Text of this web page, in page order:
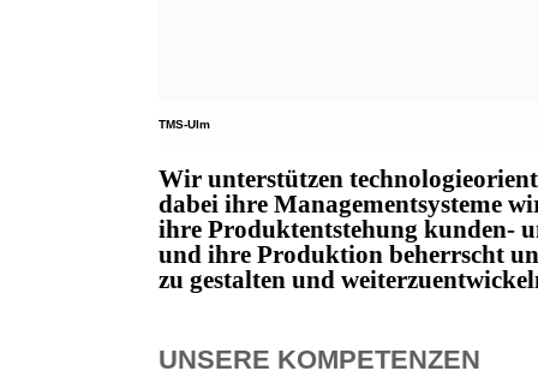
TMS-Ulm
Wir unterstützen
dabei ihre Managementsysteme
ihre Produktentstehung kunden-
und ihre Produktion beherrscht
zu gestalten und
UNSERE KOMPETENZEN